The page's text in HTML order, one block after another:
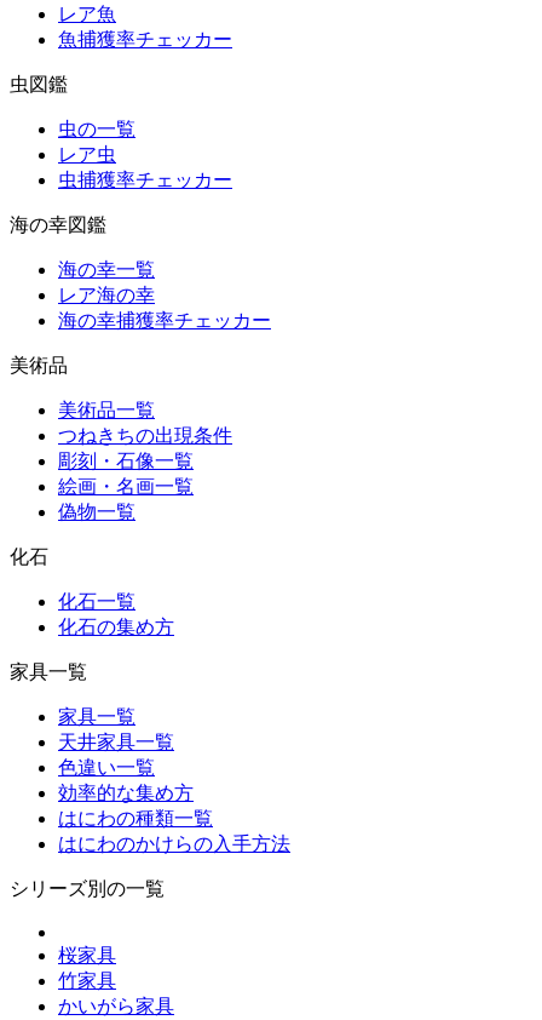
レア魚
魚捕獲率チェッカー
虫図鑑
虫の一覧
レア虫
虫捕獲率チェッカー
海の幸図鑑
海の幸一覧
レア海の幸
海の幸捕獲率チェッカー
美術品
美術品一覧
つねきちの出現条件
彫刻・石像一覧
絵画・名画一覧
偽物一覧
化石
化石一覧
化石の集め方
家具一覧
家具一覧
天井家具一覧
色違い一覧
効率的な集め方
はにわの種類一覧
はにわのかけらの入手方法
シリーズ別の一覧
桜家具
竹家具
かいがら家具